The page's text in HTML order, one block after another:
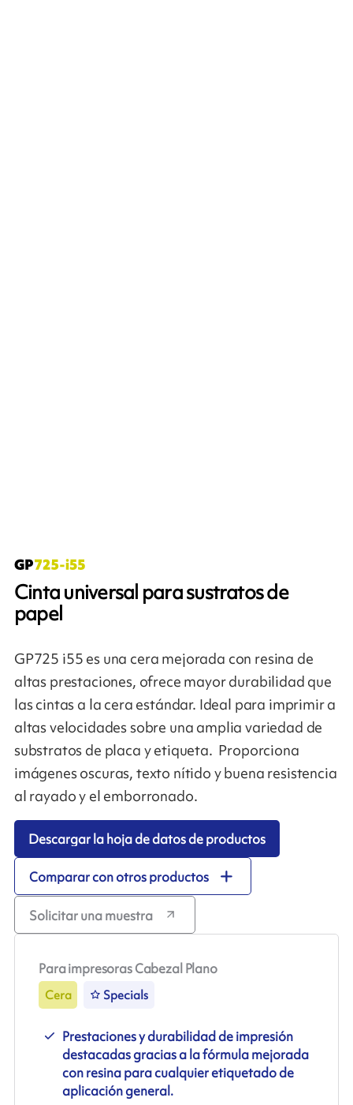
Cinta universal para sustratos de
papel
GP725 i55 es una cera mejorada con resina de
altas prestaciones, ofrece mayor durabilidad que
las cintas a la cera estándar. Ideal para imprimir a
altas velocidades sobre una amplia variedad de
substratos de placa y etiqueta. Proporciona
imágenes oscuras, texto nítido y buena resistencia
al rayado y el emborronado.
Descargar la hoja de datos de productos
Comparar con otros productos
Solicitar una muestra
Para impresoras Cabezal Plano
Cera Specials
Prestaciones y durabilidad de impresión
destacadas gracias a la fórmula mejorada
con resina para cualquier etiquetado de
aplicación general.